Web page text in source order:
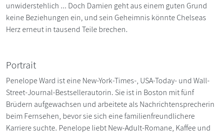
unwiderstehlich ... Doch Damien geht aus einem guten Grund
keine Beziehungen ein, und sein Geheimnis könnte Chelseas
Herz erneut in tausend Teile brechen.
Portrait
Penelope Ward ist eine New-York-Times-, USA-Today- und Wall-
Street-Journal-Bestsellerautorin. Sie ist in Boston mit fünf
Brüdern aufgewachsen und arbeitete als Nachrichtensprecherin
beim Fernsehen, bevor sie sich eine familienfreundlichere
Karriere suchte. Penelope liebt New-Adult-Romane, Kaffee und